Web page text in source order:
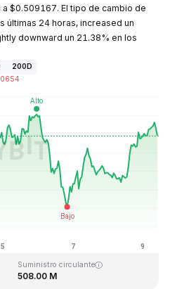
$0.509167. El tipo de cambio de
últimas 24 horas, increased un
downward un 21.38% en los
200D
Suministro circulante
508.00 M